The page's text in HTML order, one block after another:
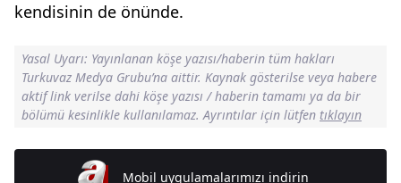
kendisinin de önünde.
Yasal Uyarı: Yayınlanan köşe yazısı/haberin tüm hakları
Turkuvaz Medya Grubu’na aittir. Kaynak gösterilse veya habere
aktif link verilse dahi köşe yazısı / haberin tamamı ya da bir
bölümü kesinlikle kullanılamaz. Ayrıntılar için lütfen tıklayın
Mobil uygulamalarımızı indirin